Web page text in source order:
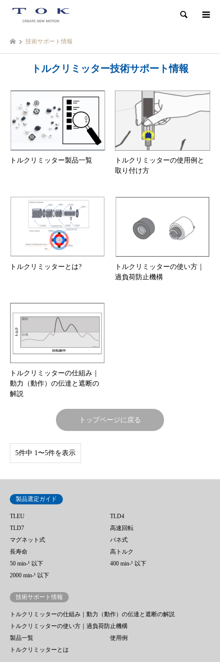
検索
技術サポート情報
トルクリミッター技術サポート情報
トルクリミッター製品一覧
トルクリミッターの使用例と
取り付け方
トルクリミッターとは?
トルクリミッターの使い方｜
過負荷防止機構
トルクリミッターの仕組み｜
動力（動作）の伝達と遮断の
解説
トップページに戻る
5件中 1〜5件を表示
製品選定ガイド
TLEU
TLD4
TLD7
高速回転
マグネット式
バネ式
長寿命
高トルク
50 min‐¹ 以下
400 min-¹ 以下
2000 min-¹ 以下
技術サポート情報
トルクリミッターの仕組み｜動力（動作）の伝達と遮断の解説
トルクリミッターの使い方｜過負荷防止機構
製品一覧
使用例
トルクリミッターとは